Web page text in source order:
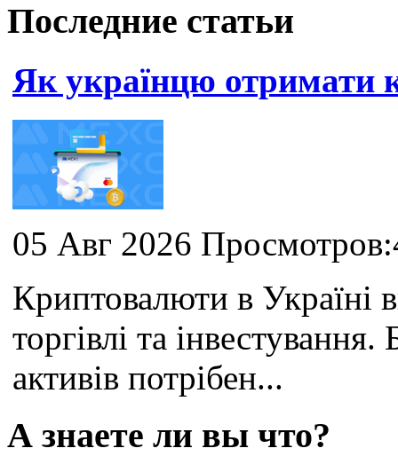
Последние статьи
Як українцю отримати
05 Авг 2026
Криптовалюти в Україні
торгівлі та
активів потрібен...
А знаете ли вы что?